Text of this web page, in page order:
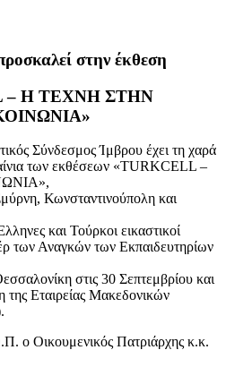
στην έκθεση
– Η ΤΕΧΝΗ ΣΤΗΝ
Σύνδεσμος Ίμβρου έχει τη χαρά
των εκθέσεων «TURKCELL –
Κωνσταντινούπολη και
και Τούρκοι εικαστικοί
των Αναγκών των Εκπαιδευτηρίων
στις 30 Σεπτεμβρίου και
Εταιρείας Μακεδονικών
ο Οικουμενικός Πατριάρχης κ.κ.